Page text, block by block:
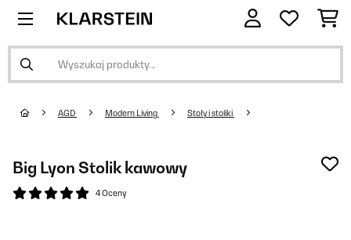
AGD Modern Living Stoły i stoliki
Big Lyon Stolik kawowy
4 Oceny